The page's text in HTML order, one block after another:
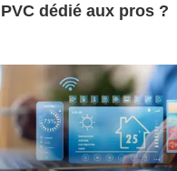
PVC dédié aux pros ?